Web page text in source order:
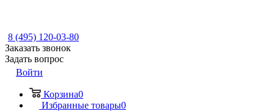
8 (495) 120-03-80
Заказать звонок
Задать вопрос
Войти
Корзина0
Избранные товары0